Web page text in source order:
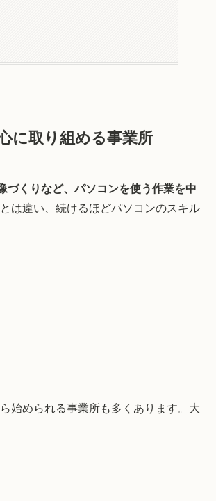
に取り組める事業所
づくりなど、パソコンを使う作業を中
は違い、続けるほどパソコンのスキル
始められる事業所も多くあります。大